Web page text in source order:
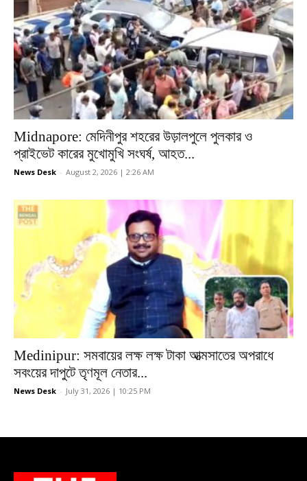
Midnapore: মেদিনীপুর শহরের উড়ালপুলে পুলকার ও
প্রাইভেট কারের মুখোমুখি সংঘর্ষ, আহত...
News Desk - August 2, 2026 | 2:26 AM
Medinipur: সমবায়ের লক্ষ লক্ষ টাকা আত্মসাতের অপরাধে
সবংয়ের দাপুটে তৃণমূল নেতার...
News Desk - July 31, 2026 | 10:25 PM